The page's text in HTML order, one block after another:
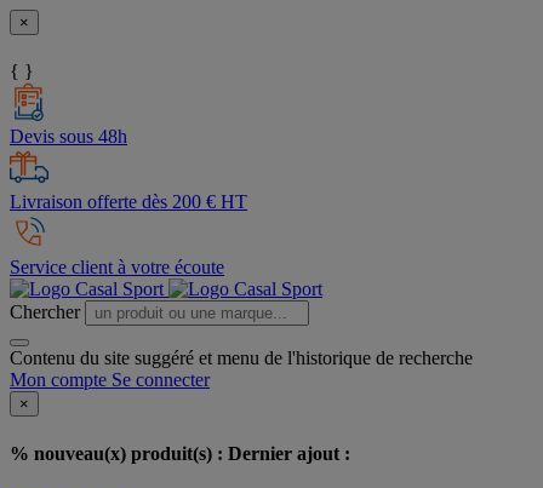
×
{ }
Devis sous 48h
Livraison offerte dès 200 € HT
Service client à votre écoute
Chercher
Contenu du site suggéré et menu de l'historique de recherche
Mon compte Se connecter
×
% nouveau(x) produit(s) : Dernier ajout :